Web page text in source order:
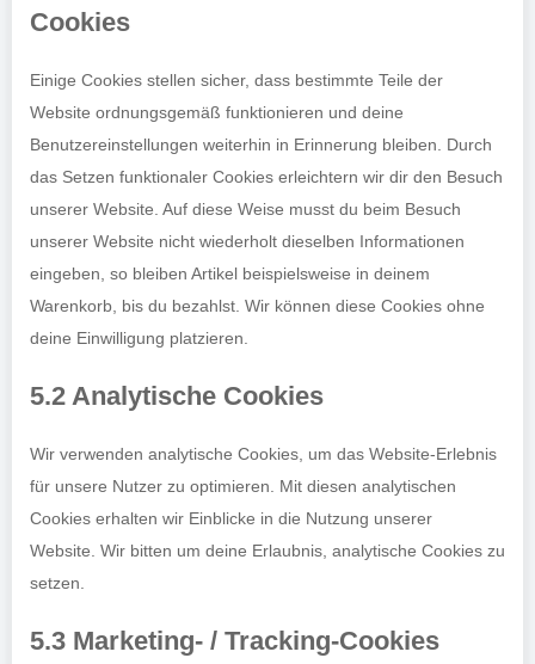
Cookies
Einige Cookies stellen sicher, dass bestimmte Teile der
Website ordnungsgemäß funktionieren und deine
Benutzereinstellungen weiterhin in Erinnerung bleiben. Durch
das Setzen funktionaler Cookies erleichtern wir dir den Besuch
unserer Website. Auf diese Weise musst du beim Besuch
unserer Website nicht wiederholt dieselben Informationen
eingeben, so bleiben Artikel beispielsweise in deinem
Warenkorb, bis du bezahlst. Wir können diese Cookies ohne
deine Einwilligung platzieren.
5.2 Analytische Cookies
Wir verwenden analytische Cookies, um das Website-Erlebnis
für unsere Nutzer zu optimieren. Mit diesen analytischen
Cookies erhalten wir Einblicke in die Nutzung unserer
Website. Wir bitten um deine Erlaubnis, analytische Cookies zu
setzen.
5.3 Marketing- / Tracking-Cookies